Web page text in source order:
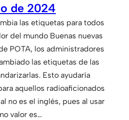
de 2024
las etiquetas para todos
del mundo Buenas nuevas
POTA, los administradores
las etiquetas de las
Esto ayudaría
aquellos radioaficionados
no es el inglés, pues al usar
valor es…